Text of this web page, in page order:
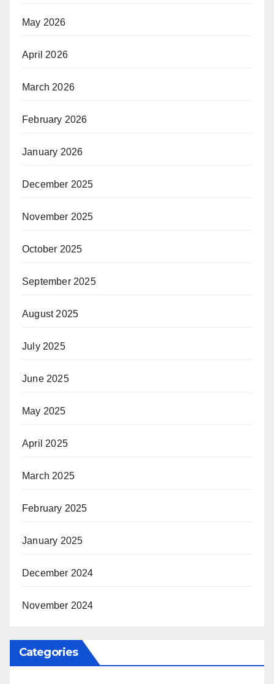
May 2026
April 2026
March 2026
February 2026
January 2026
December 2025
November 2025
October 2025
September 2025
August 2025
July 2025
June 2025
May 2025
April 2025
March 2025
February 2025
January 2025
December 2024
November 2024
Categories